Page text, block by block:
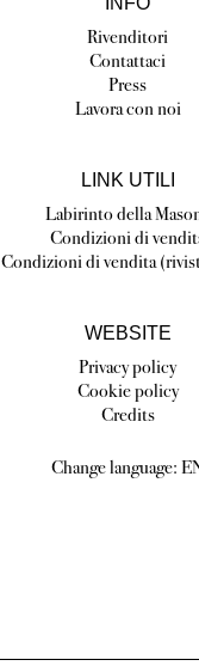
Rivenditori
Contattaci
Press
Lavora con noi
LINK UTILI
Labirinto della
Condizioni di
Condizioni di vendita
WEBSITE
Privacy policy
Cookie policy
Credits
Change language: